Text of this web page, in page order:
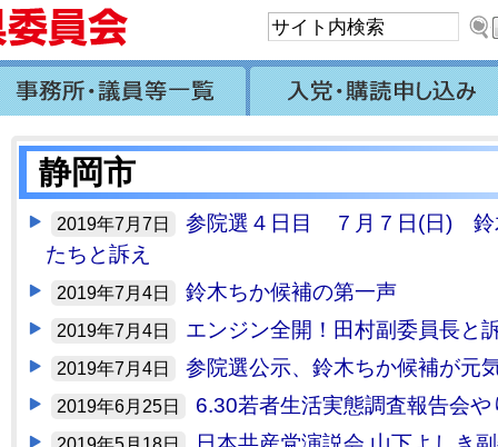
静岡市
2019年7月7日
参院選４日目 ７月７日(日) 鈴
たちと訴え
2019年7月4日 鈴木ちか候補の第一声
2019年7月4日 エンジン全開！田村副委員長と
2019年7月4日 参院選公示、鈴木ちか候補が元
2019年6月25日 6.30若者生活実態調査報告会や